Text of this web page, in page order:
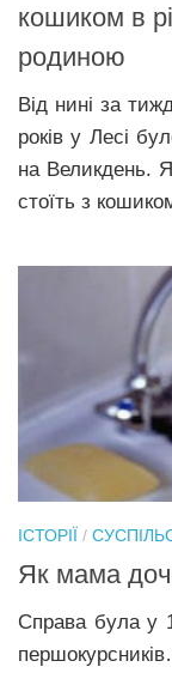
кошиком в
родиною
Від нині за
років у Лесі
на Великдень.
стоїть з
ІСТОРІЇ /
Як мама
Справа була у